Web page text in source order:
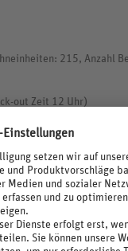
215, Anzahl
out Zeit 12 Uhr)
Photovoltaikanlage,